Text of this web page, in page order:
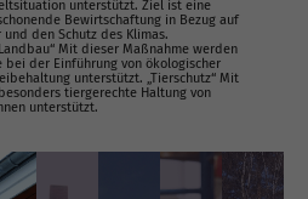
unterstützt. Ziel ist eine
Bewirtschaftung in Bezug auf
den Schutz des Klimas.
Mit dieser Maßnahme werden
der Einführung von ökologischer
unterstützt. „Tierschutz“ Mit
tiergerechte Haltung von
unterstützt.